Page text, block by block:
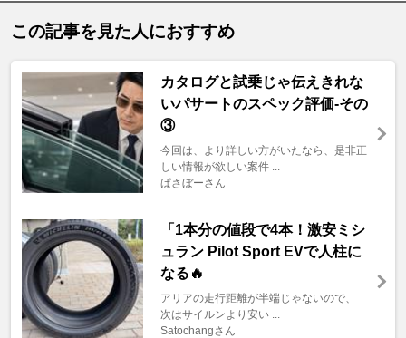
この記事を見た人におすすめ
カタログと試乗じゃ伝えきれな
いパサートのスペック評価-その
③
今回は、より詳しい方がいたなら、是非正
しい情報が欲しい案件 ...
ぱさぼーさん
「1本分の値段で4本！激安ミシ
ュラン Pilot Sport EVで人柱に
なる🔥
アリアの走行距離が半端じゃないので、
次はサイルンより安い ...
Satochangさん